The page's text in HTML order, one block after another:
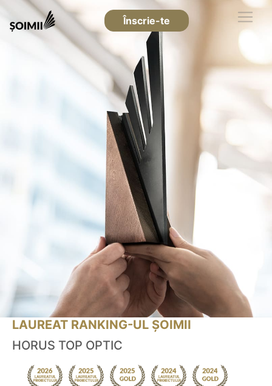
Înscrie-te
LAUREAT RANKING-UL ȘOIMII
HORUS TOP OPTIC